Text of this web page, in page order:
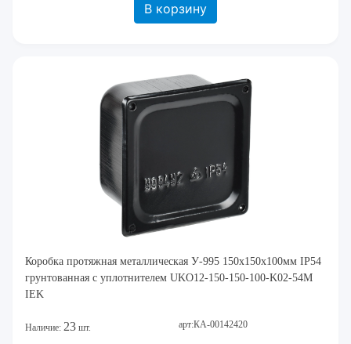
В корзину
Коробка протяжная металлическая У-995 150х150х100мм IP54
грунтованная с уплотнителем UKO12-150-150-100-K02-54M
IEK
Наличие: 23 шт. арт:КА-00142420